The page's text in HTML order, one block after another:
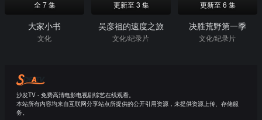
全 7 集
大家小书
文化
更新至 3 集
吴彦祖的速度之旅
文化/纪录片
更新至 6 集
决胜荒野第一季
文化/纪录片
沙发TV - 免费高清电影电视剧综艺在线观看。
本站所有内容均来自互联网分享站点所提供的公开引用资源，未提供资源上传、存储服
务。